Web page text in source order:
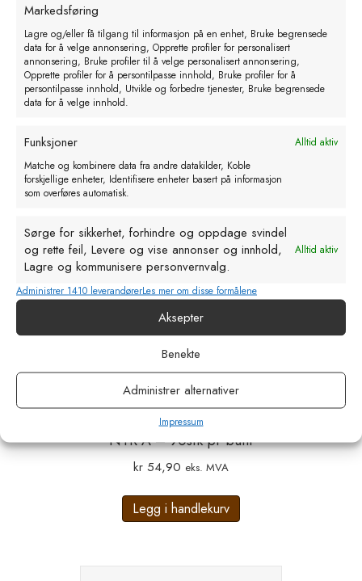
Markedsføring
Lagre og/eller få tilgang til informasjon på en enhet, Bruke begrensede
data for å velge annonsering, Opprette profiler for personalisert
annonsering, Bruke profiler til å velge personalisert annonsering,
Opprette profiler for å persontilpasse innhold, Bruke profiler for å
persontilpasse innhold, Utvikle og forbedre tjenester, Bruke begrensede
data for å velge innhold.
Funksjoner
Alltid aktiv
Matche og kombinere data fra andre datakilder, Koble
forskjellige enheter, Identifisere enheter basert på informasjon
som overføres automatisk.
Sørge for sikkerhet, forhindre og oppdage svindel
og rette feil, Levere og vise annonser og innhold,
Lagre og kommunisere personvernvalg.
Alltid aktiv
Administrer 1410 leverandørerLes mer om disse formålene
Aksepter
Benekte
Administrer alternativer
Impressum
FA Gjerdestolpe 6/220 RUND Furu
NTR A – 126 stk pr bunt
kr65,06 eks. MVA
Gjerdestolpe 7/175 RUND Furu
NTR A – 90stk pr bunt
kr 54,90 eks. MVA
Legg i handlekurv